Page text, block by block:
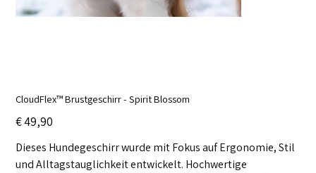
CloudFlex™ Brustgeschirr - Spirit Blossom
Preis
€ 49,90
Dieses Hundegeschirr wurde mit Fokus auf Ergonomie, Stil
und Alltagstauglichkeit entwickelt. Hochwertige